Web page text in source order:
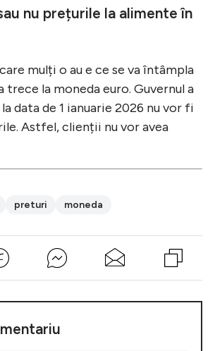
nu prețurile la alimente în
mulți o au e ce se va întâmpla
trece la moneda euro. Guvernul a
data de 1 ianuarie 2026 nu vor fi
Astfel, clienții nu vor avea
preturi moneda